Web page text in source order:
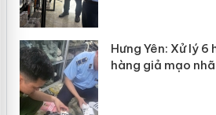
Hưng Yên: Xử lý 6
hàng giả mạo